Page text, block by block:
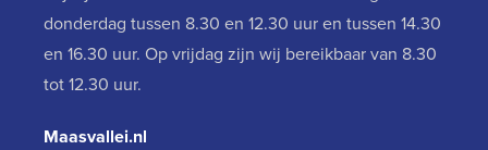
donderdag tussen 8.30 en 12.30 uur en tussen 14.30
en 16.30 uur. Op vrijdag zijn wij bereikbaar van 8.30
tot 12.30 uur.
Maasvallei.nl